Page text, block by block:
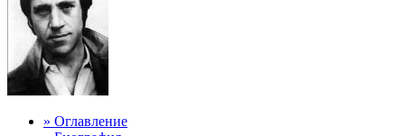
» Оглавление